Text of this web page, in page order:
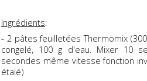
Ingrédients:
- 2 pâtes feuilletées Thermomix
congelé, 100 g d'eau. Mixer 10
secondes même vitesse fonction
étalé)